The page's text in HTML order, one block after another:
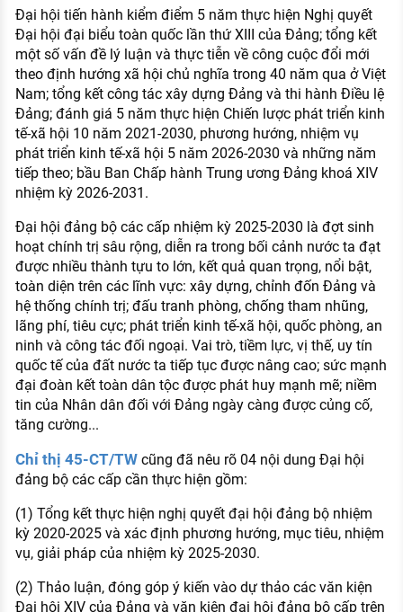
Đại hội tiến hành kiểm điểm 5 năm thực hiện Nghị quyết
Đại hội đại biểu toàn quốc lần thứ XIII của Đảng; tổng kết
một số vấn đề lý luận và thực tiễn về công cuộc đổi mới
theo định hướng xã hội chủ nghĩa trong 40 năm qua ở Việt
Nam; tổng kết công tác xây dựng Đảng và thi hành Điều lệ
Đảng; đánh giá 5 năm thực hiện Chiến lược phát triển kinh
tế-xã hội 10 năm 2021-2030, phương hướng, nhiệm vụ
phát triển kinh tế-xã hội 5 năm 2026-2030 và những năm
tiếp theo; bầu Ban Chấp hành Trung ương Đảng khoá XIV
nhiệm kỳ 2026-2031.
Đại hội đảng bộ các cấp nhiệm kỳ 2025-2030 là đợt sinh
hoạt chính trị sâu rộng, diễn ra trong bối cảnh nước ta đạt
được nhiều thành tựu to lớn, kết quả quan trọng, nổi bật,
toàn diện trên các lĩnh vực: xây dựng, chỉnh đốn Đảng và
hệ thống chính trị; đấu tranh phòng, chống tham nhũng,
lãng phí, tiêu cực; phát triển kinh tế-xã hội, quốc phòng, an
ninh và công tác đối ngoại. Vai trò, tiềm lực, vị thế, uy tín
quốc tế của đất nước ta tiếp tục được nâng cao; sức mạnh
đại đoàn kết toàn dân tộc được phát huy mạnh mẽ; niềm
tin của Nhân dân đối với Đảng ngày càng được củng cố,
tăng cường...
Chỉ thị 45-CT/TWcũng đã nêu rõ 04 nội dung Đại hội
đảng bộ các cấp cần thực hiện gồm:
(1) Tổng kết thực hiện nghị quyết đại hội đảng bộ nhiệm
kỳ 2020-2025 và xác định phương hướng, mục tiêu, nhiệm
vụ, giải pháp của nhiệm kỳ 2025-2030.
(2) Thảo luận, đóng góp ý kiến vào dự thảo các văn kiện
Đại hội XIV của Đảng và văn kiện đại hội đảng bộ cấp trên